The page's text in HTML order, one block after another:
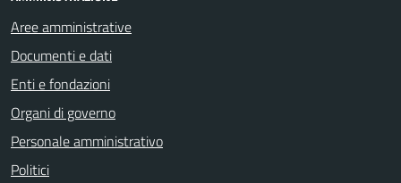
Aree amministrative
Documenti e dati
Enti e fondazioni
Organi di governo
Personale amministrativo
Politici